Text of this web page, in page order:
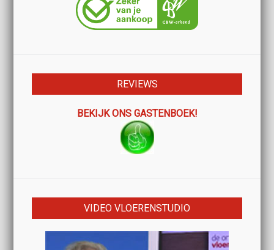
REVIEWS
BEKIJK ONS GASTENBOEK!
VIDEO VLOERENSTUDIO